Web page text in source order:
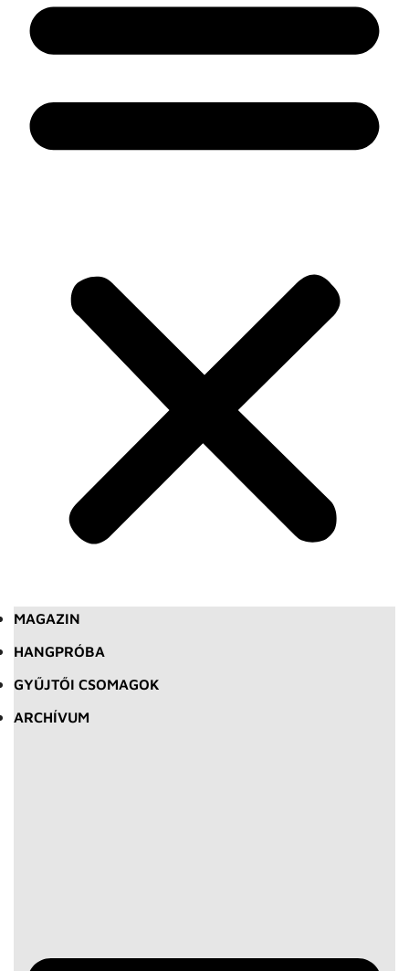
MAGAZIN
HANGPRÓBA
GYŰJTŐI CSOMAGOK
ARCHÍVUM